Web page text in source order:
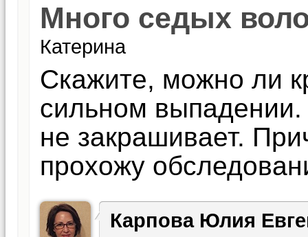
Много седых
Катерина
Скажите, можно ли
сильном
не закрашивает.
прохожу
Карпова Юлия